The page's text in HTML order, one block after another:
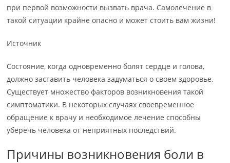
при первой возможности вызвать врача. Самолечение в
такой ситуации крайне опасно и может стоить вам жизни!
Источник
Состояние, когда одновременно болят сердце и голова,
должно заставить человека задуматься о своем здоровье.
Существует множество факторов возникновения такой
симптоматики. В некоторых случаях своевременное
обращение к врачу и необходимое лечение способны
уберечь человека от неприятных последствий.
Причины возникновения боли в